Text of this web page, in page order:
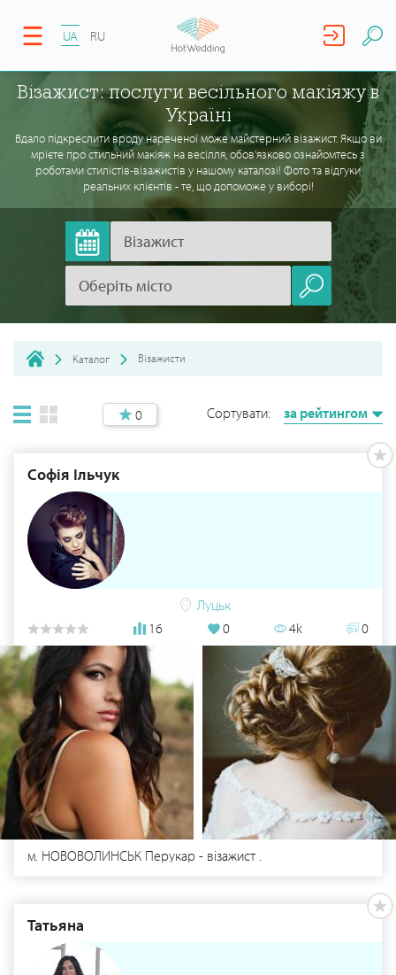
UA RU
Візажист: послуги весільного макіяжу в
Україні
Вдало підкреслити вроду нареченої може майстерний візажист. Якщо ви
мрієте про стильний макіяж на весілля, обов'язково ознайомтесь з
роботами стилістів-візажистів у нашому каталозі! Фото та відгуки
реальних клієнтів - те, що допоможе у виборі!
Каталог Візажисти
0 Сортувати: за рейтингом
Софія Ільчук
Луцьк
16
0 4k 0
м. НОВОВОЛИНСЬК Перукар - візажист .
Татьяна